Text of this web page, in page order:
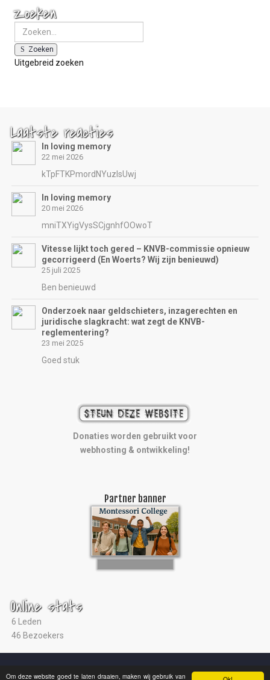
Om deze website goed te laten draaien, maken wij gebruik van
Zoeken
Zoeken
Uitgebreid zoeken
Laatste reacties
In loving memory
22 mei 2026
kTpFTKPmordNYuzIsUwj
In loving memory
20 mei 2026
mniTXYigVysSCjgnhfOOwoT
Vitesse lijkt toch gered – KNVB-commissie opnieuw
gecorrigeerd (En Woerts? Wij zijn benieuwd)
25 juli 2025
Ben benieuwd
Onderzoek naar geldschieters, inzagerechten en
juridische slagkracht: wat zegt de KNVB-
reglementering?
23 mei 2025
Goed stuk
Donaties worden gebruikt voor
webhosting & ontwikkeling!
Partner banner
Online stats
6 Leden
46 Bezoekers
© 2004 - 2026 |Ultras Arnhem|Studio ViaNova|Disclaimer